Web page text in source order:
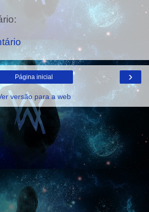
›
Página inicial
versão para a web